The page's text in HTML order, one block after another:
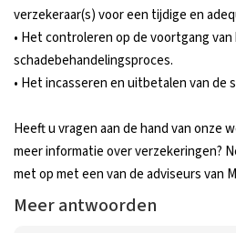
verzekeraar(s) voor een tijdige en
• Het controleren op de voortgang
schadebehandelingsproces.
• Het incasseren en uitbetalen van de
Heeft u vragen aan de hand van onze
meer informatie over verzekeringen?
met op met een van de adviseurs van
Meer antwoorden